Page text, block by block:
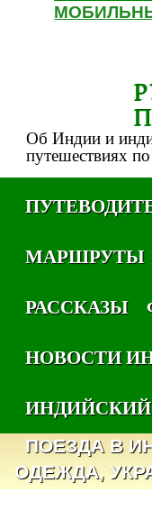
Об Индии и
путешествиях
МАРШРУТЫ
РАССКАЗЫ
НОВОСТИ
ПОЕЗДА В
ОДЕЖДА,